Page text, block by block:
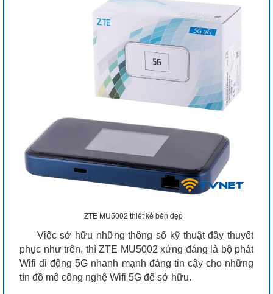
ZTE MU5002 thiết kế bền đẹp
Việc sở hữu những thông số kỹ thuật đầy thuyết
phục như trên, thì ZTE MU5002 xứng đáng là bộ phát
Wifi di động 5G nhanh mạnh đáng tin cậy cho những
tín đồ mê công nghệ Wifi 5G để sở hữu.